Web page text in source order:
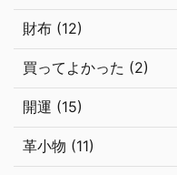
財布 (12)
買ってよかった (2)
開運 (15)
革小物 (11)